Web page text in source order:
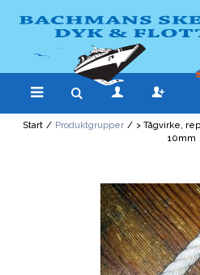
Start / Produktgrupper / > Tågvirke,
10mm